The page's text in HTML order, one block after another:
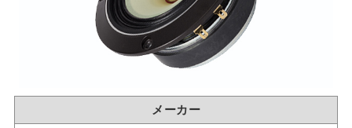
メーカー